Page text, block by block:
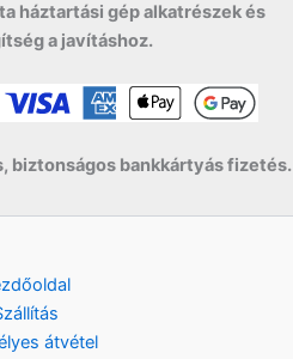
háztartási gép alkatrészek és
a javításhoz.
biztonságos bankkártyás fizetés.
átvétel